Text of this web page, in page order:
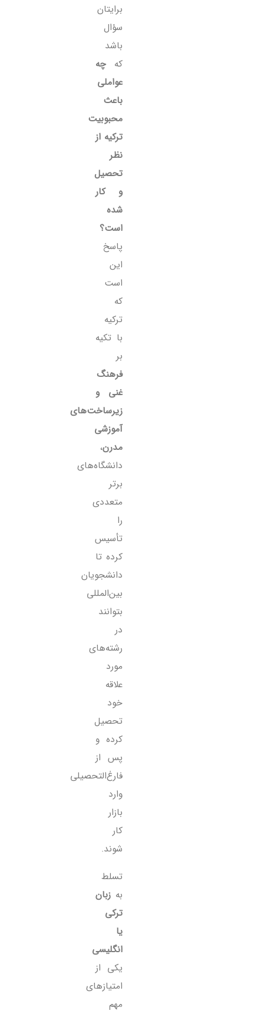
برایتان
سؤال
باشد
کهچه
عواملی
باعث
محبوبیت
ترکیه از
نظر
تحصیل
و کار
شده
است؟
پاسخ
این
است
که
ترکیه
با تکیه
بر
فرهنگ
غنی و
زیرساخت‌های
آموزشی
مدرن،
دانشگاه‌های
برتر
متعددی
را
تأسیس
کرده تا
دانشجویان
بین‌المللی
بتوانند
در
رشته‌های
مورد
علاقه
خود
تحصیل
کرده و
پس از
فارغ‌التحصیلی
وارد
بازار
کار
شوند.
تسلط
بهزبان
ترکی
یا
انگلیسی
یکی از
امتیازهای
مهم